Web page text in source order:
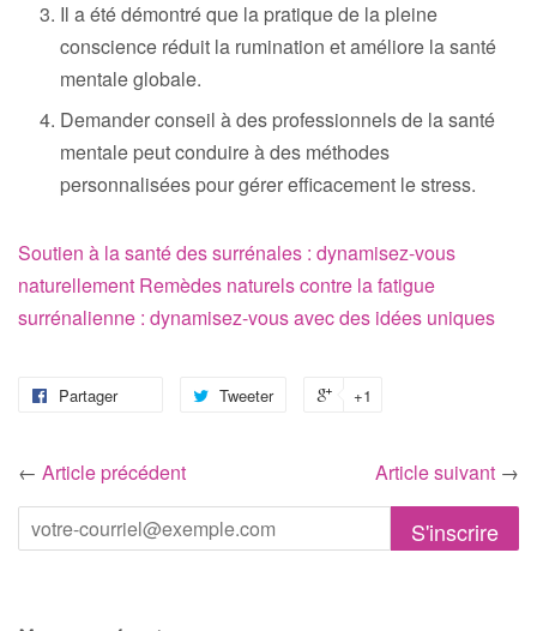
Il a été démontré que la pratique de la pleine
conscience réduit la rumination et améliore la santé
mentale globale.
Demander conseil à des professionnels de la santé
mentale peut conduire à des méthodes
personnalisées pour gérer efficacement le stress.
Soutien à la santé des surrénales : dynamisez-vous
naturellement Remèdes naturels contre la fatigue
surrénalienne : dynamisez-vous avec des idées uniques
Partager Tweeter +1
← Article précédent Article suivant →